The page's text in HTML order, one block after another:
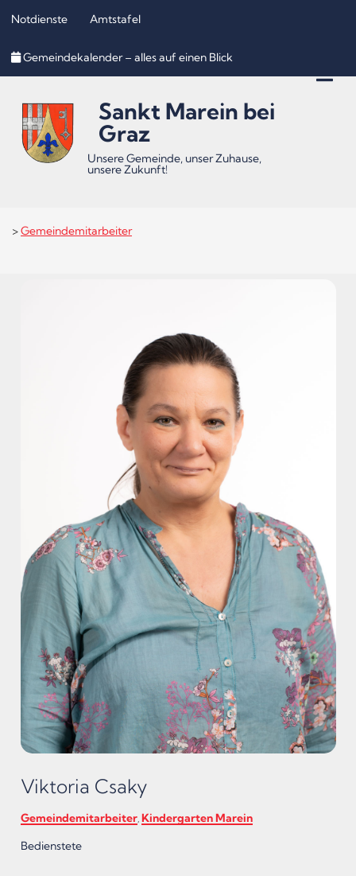
(Accesskey
(Accesskey
2)
(Accesskey
3)
Notdienste Amtstafel
Gemeindekalender – alles auf einen Blick
Sankt Marein bei
Graz
Unsere Gemeinde, unser Zuhause,
unsere Zukunft!
>Gemeindemitarbeiter
Viktoria Csaky
Gemeindemitarbeiter, Kindergarten Marein
Bedienstete